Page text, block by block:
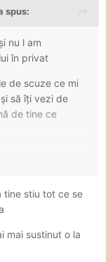
spus:
nu l am
în privat
de scuze ce mi
să îți vezi de
de tine ce
pe colega
iartă mă te
tine stiu tot ce se
mai sustinut o la